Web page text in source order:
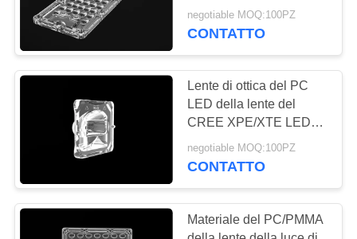
CHIEDI
UN
PREVENTIVO
MAPPA
SITO
dell'accessorio del
dissipatore di calore per
negotiable MOQ:100PZ
CONTATTO
Lente di ottica del PC
LED della lente del
CREE XPE/XTE LED
per la luce della rondella
della parete del LED
negotiable MOQ:100PZ
CONTATTO
Materiale del PC/PMMA